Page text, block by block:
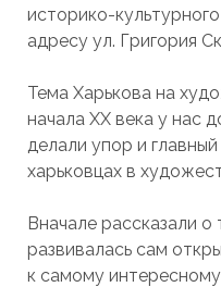
историко-
адресу ул. Григория
Тема Харькова на
начала ХХ века у нас
делали упор и
харьковцах в
Вначале рассказали о
развивалась сам
ксамому